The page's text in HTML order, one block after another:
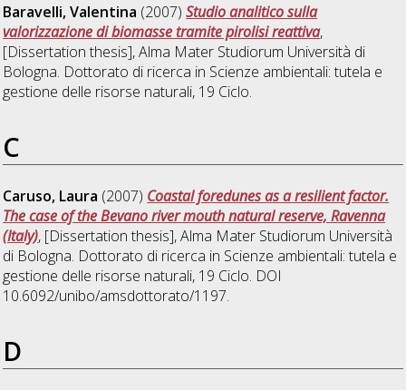
Baravelli, Valentina (2007)Studio analitico sulla
valorizzazione di biomasse tramite pirolisi reattiva,
[Dissertation thesis], Alma Mater Studiorum Università di
Bologna. Dottorato di ricerca in Scienze ambientali: tutela e
gestione delle risorse naturali, 19 Ciclo.
C
Caruso, Laura (2007) Coastal foredunes as a resilient factor.
The case of the Bevano river mouth natural reserve, Ravenna
(Italy), [Dissertation thesis], Alma Mater Studiorum Università
di Bologna. Dottorato di ricerca in Scienze ambientali: tutela e
gestione delle risorse naturali, 19 Ciclo. DOI
10.6092/unibo/amsdottorato/1197.
D